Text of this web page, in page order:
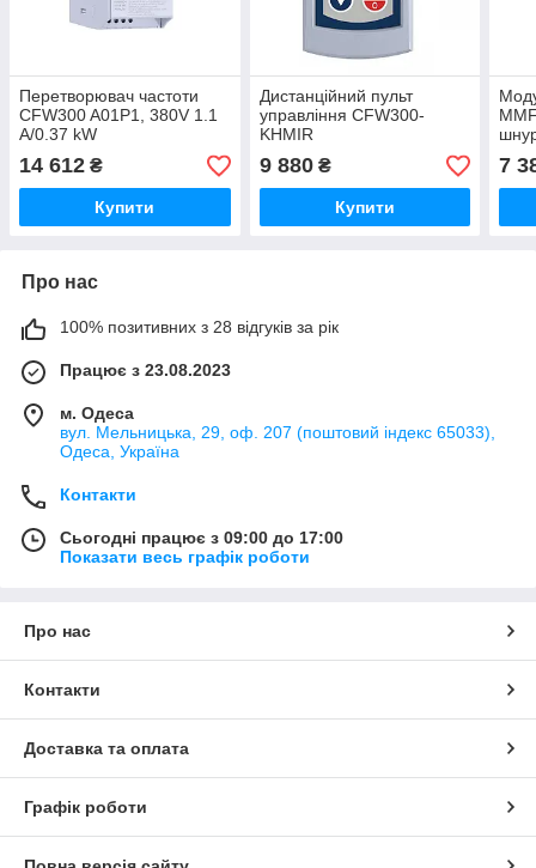
Перетворювач частоти
CFW300 A01P1, 380V 1.1
A/0.37 kW
14 612 ₴
Купити
Дистанційний пульт
управління CFW300-
KHMIR
(пульт+CRS485+шнур 3м)
9 880₴
Купити
7
Про нас
100% позитивних з 28 відгуків за рік
Працює з 23.08.2023
м. Одеса
вул. Мельницька, 29, оф. 207 (поштовий індекс 65033),
Одеса, Україна
Контакти
Сьогодні працює з 09:00 до 17:00
Показати весь графік роботи
Про нас
Контакти
Доставка та оплата
Графік роботи